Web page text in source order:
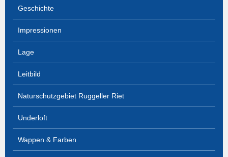
Geschichte
Impressionen
Lage
Leitbild
Naturschutzgebiet Ruggeller Riet
Underloft
Wappen & Farben